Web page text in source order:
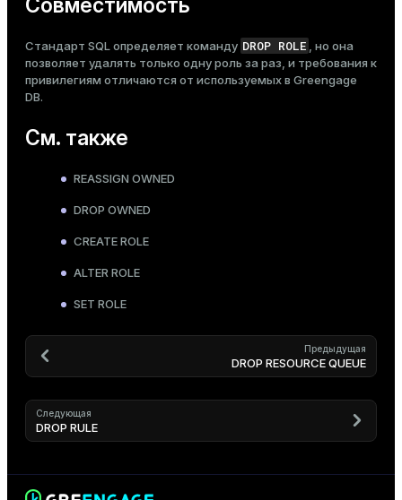
Совместимость
Стандарт SQL определяет команду DROP ROLE
, но она
позволяет удалять только одну роль за раз, и требования к
привилегиям отличаются от используемых в Greengage
DB.
См. также
REASSIGN OWNED
DROP OWNED
CREATE ROLE
ALTER ROLE
SET ROLE
Предыдущая
DROP RESOURCE QUEUE
Следующая
DROP RULE